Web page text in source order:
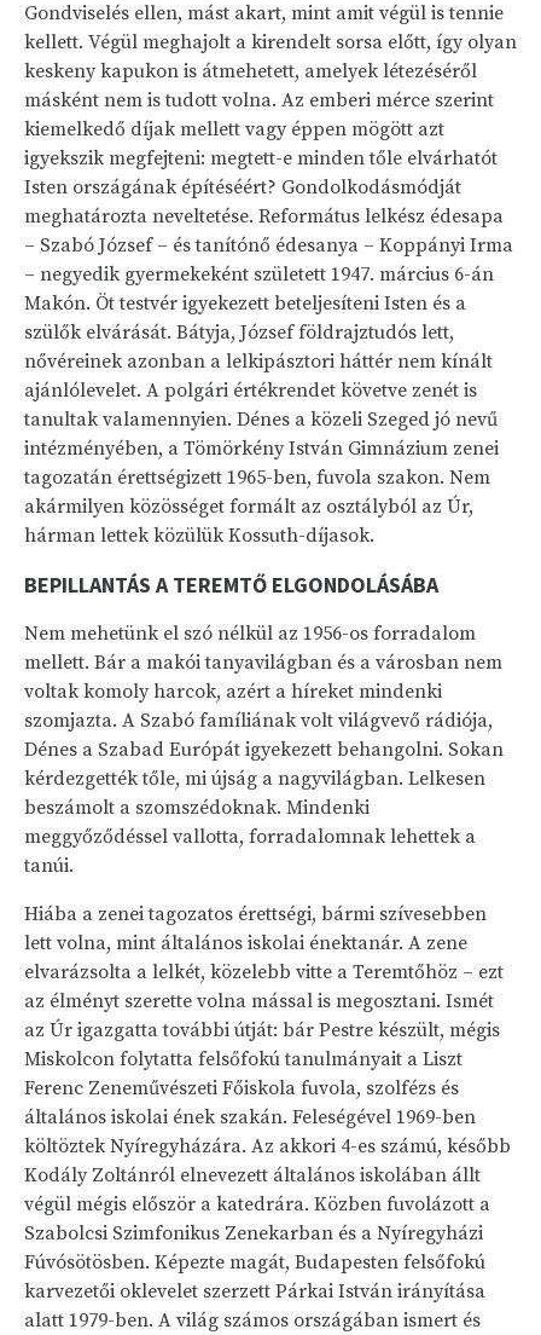
Gondviselés ellen, mást akart, mint amit végül is tennie
kellett. Végül meghajolt a kirendelt sorsa előtt, így olyan
keskeny kapukon is átmehetett, amelyek létezéséről
másként nem is tudott volna. Az emberi mérce szerint
kiemelkedő díjak mellett vagy éppen mögött azt
igyekszik megfejteni: megtett-e minden tőle elvárhatót
Isten országának építéséért? Gondolkodásmódját
meghatározta neveltetése. Református lelkész édesapa
– Szabó József – és tanítónő édesanya – Koppányi Irma
– negyedik gyermekeként született 1947. március 6-án
Makón. Öt testvér igyekezett beteljesíteni Isten és a
szülők elvárását. Bátyja, József földrajztudós lett,
nővéreinek azonban a lelkipásztori háttér nem kínált
ajánlólevelet. A polgári értékrendet követve zenét is
tanultak valamennyien. Dénes a közeli Szeged jó nevű
intézményében, a Tömörkény István Gimnázium zenei
tagozatán érettségizett 1965-ben, fuvola szakon. Nem
akármilyen közösséget formált az osztályból az Úr,
hárman lettek közülük Kossuth-díjasok.
BEPILLANTÁS A TEREMTŐ ELGONDOLÁSÁBA
Nem mehetünk el szó nélkül az 1956-os forradalom
mellett. Bár a makói tanyavilágban és a városban nem
voltak komoly harcok, azért a híreket mindenki
szomjazta. A Szabó famíliának volt világvevő rádiója,
Dénes a Szabad Európát igyekezett behangolni. Sokan
kérdezgették tőle, mi újság a nagyvilágban. Lelkesen
beszámolt a szomszédoknak. Mindenki
meggyőződéssel vallotta, forradalomnak lehettek a
tanúi.
Hiába a zenei tagozatos érettségi, bármi szívesebben
lett volna, mint általános iskolai énektanár. A zene
elvarázsolta a lelkét, közelebb vitte a Teremtőhöz – ezt
az élményt szerette volna mással is megosztani. Ismét
az Úr igazgatta további útját: bár Pestre készült, mégis
Miskolcon folytatta felsőfokú tanulmányait a Liszt
Ferenc Zeneművészeti Főiskola fuvola, szolfézs és
általános iskolai ének szakán. Feleségével 1969-ben
költöztek Nyíregyházára. Az akkori 4-es számú, később
Kodály Zoltánról elnevezett általános iskolában állt
végül mégis először a katedrára. Közben fuvolázott a
Szabolcsi Szimfonikus Zenekarban és a Nyíregyházi
Fúvósötösben. Képezte magát, Budapesten felsőfokú
karvezetői oklevelet szerzett Párkai István irányítása
alatt 1979-ben. A világ számos országában ismert és